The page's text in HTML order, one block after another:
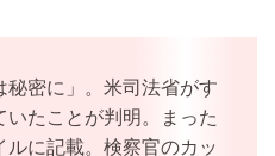
秘密に」。米司法省がす
たことが判明。まった
ルに記載。検察官のカッ